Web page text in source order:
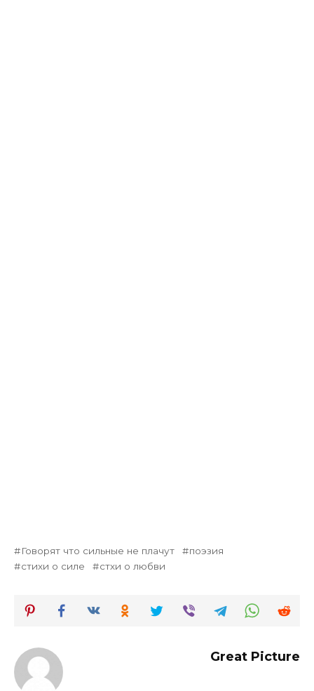
Говорят что сильные не плачут
поэзия
стихи о силе
стхи о любви
Great Picture